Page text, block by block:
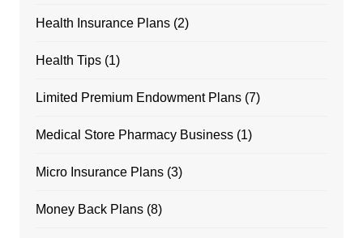
Health Insurance Plans(2)
Health Tips(1)
Limited Premium Endowment Plans(7)
Medical Store Pharmacy Business(1)
Micro Insurance Plans(3)
Money Back Plans(8)